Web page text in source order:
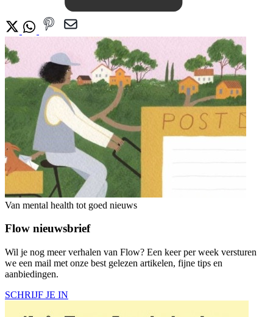
Van mental health tot goed nieuws
Flow nieuwsbrief
Wil je nog meer verhalen van Flow? Een keer per week versturen
we een mail met onze best gelezen artikelen, fijne tips en
aanbiedingen.
SCHRIJF JE IN